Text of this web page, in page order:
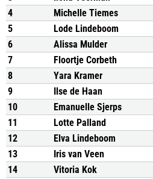
4
Michelle Tiemes
5
Lode Lindeboom
6
Alissa Mulder
7
Floortje Corbeth
8
Yara Kramer
9
Ilse de Haan
10
Emanuelle Sjerps
11
Lotte Palland
12
Elva Lindeboom
13
Iris van Veen
14
Vitoria Kok